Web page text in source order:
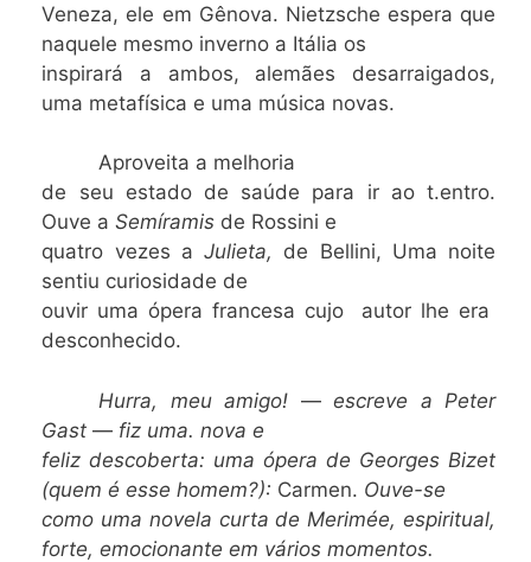
Veneza, ele em Gênova. Nietzsche espera que
naquele mesmo inverno a Itália os
inspirará a ambos, alemães desarraigados,
uma metafísica e uma música novas.
Aproveita a melhoria
de seu estado de saúde para ir ao t.entro.
Ouve aSemíramis de Rossini e
quatro vezes aJulieta, de Bellini, Uma noite
sentiu curiosidade de
ouvir uma ópera francesa cujo autor lhe era
desconhecido.
Hurra, meu amigo! —escreve a Peter
Gast— fiz uma. nova e
feliz descoberta: uma ópera de Georges Bizet
(quem é esse homem?): Carmen. Ouve-se
como uma novela curta de Merimée, espiritual,
forte, emocionante em vários momentos.